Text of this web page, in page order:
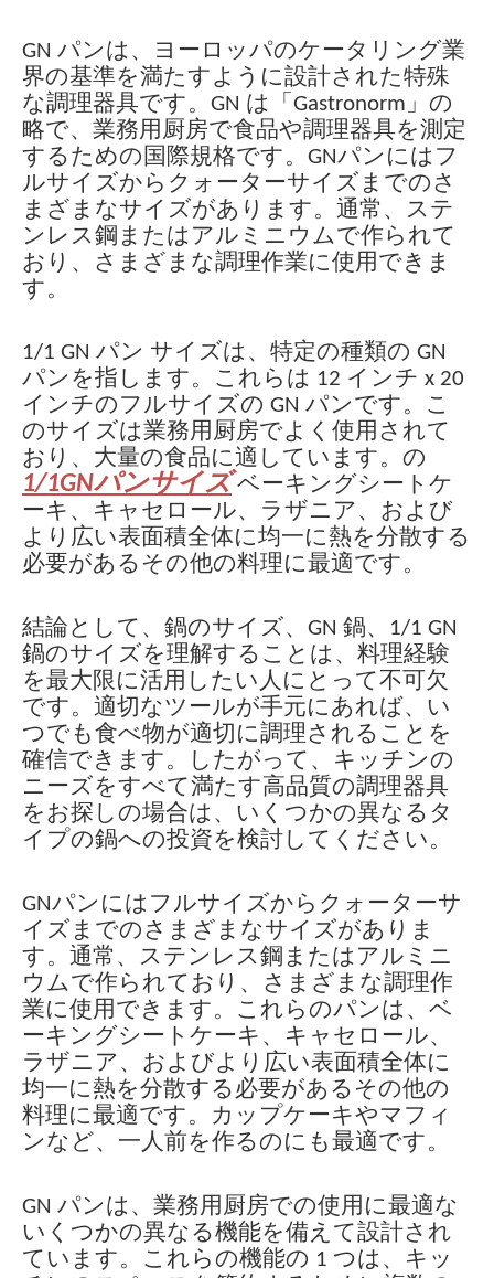
GN パンは、ヨーロッパのケータリング業
界の基準を満たすように設計された特殊
な調理器具です。GN は「Gastronorm」の
略で、業務用厨房で食品や調理器具を測定
するための国際規格です。GNパンにはフ
ルサイズからクォーターサイズまでのさ
まざまなサイズがあります。通常、ステ
ンレス鋼またはアルミニウムで作られて
おり、さまざまな調理作業に使用できま
す。
1/1 GN パン サイズは、特定の種類の GN
パンを指します。これらは 12 インチ x 20
インチのフルサイズの GN パンです。こ
のサイズは業務用厨房でよく使用されて
おり、大量の食品に適しています。の
1/1GNパンサイズ ベーキングシートケ
ーキ、キャセロール、ラザニア、および
より広い表面積全体に均一に熱を分散する
必要があるその他の料理に最適です。
結論として、鍋のサイズ、GN 鍋、1/1 GN
鍋のサイズを理解することは、料理経験
を最大限に活用したい人にとって不可欠
です。適切なツールが手元にあれば、い
つでも食べ物が適切に調理されることを
確信できます。したがって、キッチンの
ニーズをすべて満たす高品質の調理器具
をお探しの場合は、いくつかの異なるタ
イプの鍋への投資を検討してください。
GNパンにはフルサイズからクォーターサ
イズまでのさまざまなサイズがありま
す。通常、ステンレス鋼またはアルミニ
ウムで作られており、さまざまな調理作
業に使用できます。これらのパンは、ベ
ーキングシートケーキ、キャセロール、
ラザニア、およびより広い表面積全体に
均一に熱を分散する必要があるその他の
料理に最適です。カップケーキやマフィ
ンなど、一人前を作るのにも最適です。
GN パンは、業務用厨房での使用に最適な
いくつかの異なる機能を備えて設計され
ています。これらの機能の 1 つは、キッ